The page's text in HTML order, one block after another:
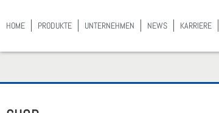
HOME PRO­DUK­TE UNTER­NEH­MEN NEWS KAR­RIE­RE